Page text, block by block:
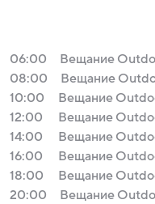
06:00
Вещание
08:00
Вещание
10:00
Вещание
12:00
Вещание
14:00
Вещание
16:00
Вещание
18:00
Вещание
20:00
Вещание